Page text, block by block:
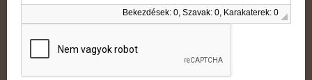
Bekezdések: 0, Szavak: 0, Karakaterek: 0